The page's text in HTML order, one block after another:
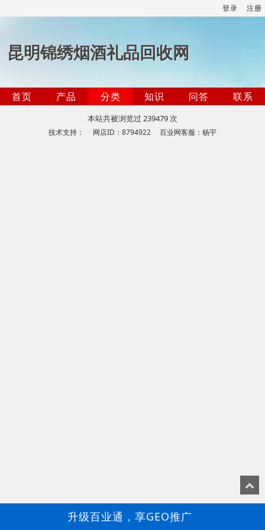
登录 注册
昆明锦绣烟酒礼品回收网
首页 产品 分类 知识 问答 联系
本站共被浏览过 239479 次
技术支持： 网店ID：8794922 百业网客服：杨宇
升级百业通，享GEO推广